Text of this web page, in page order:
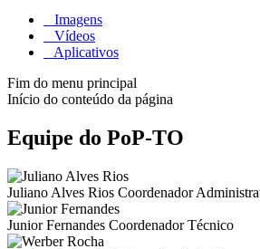
Imagens
Vídeos
Aplicativos
Fim do menu principal
Início do conteúdo da página
Equipe do PoP-TO
Juliano Alves Rios Coordenador
Junior Fernandes Coordenador Técnico